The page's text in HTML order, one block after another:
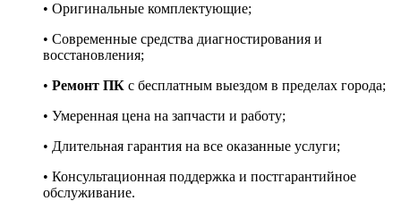
• Оригинальные комплектующие;
• Современные средства диагностирования и
восстановления;
• Ремонт ПК с бесплатным выездом в пределах города;
• Умеренная цена на запчасти и работу;
• Длительная гарантия на все оказанные услуги;
• Консультационная поддержка и постгарантийное
обслуживание.